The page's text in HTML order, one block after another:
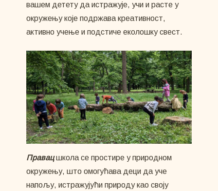
вашем детету да истражује, учи и расте у
окружењу које подржава креативност,
активно учење и подстиче еколошку свест.
Правацшкола се простире у природном
окружењу, што омогућава деци да уче
напољу, истражујући природу као своју